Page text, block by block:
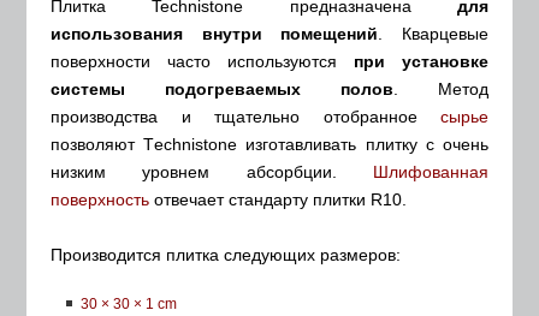
Плитка Technistone предназначена для
использования внутри помещений. Кварцевые
поверхности часто используются при установке
системы подогреваемых полов. Метод
производства и тщательно отобранное сырье
позволяют Тechnistone изготавливать плитку с очень
низким уровнем абсорбции. Шлифованная
поверхность отвечает стандарту плитки R10.
Производится плитка следующих размеров:
30 × 30 × 1 cm